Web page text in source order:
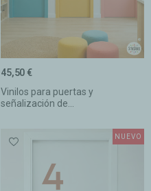
Vinilos para puertas y
señalización de...
45,50 €
NUEVO